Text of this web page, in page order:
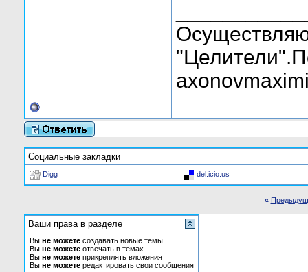
Социальные закладки
Digg del.icio.us
«
Ваши права в разделе
Вы не можете создавать новые темы
Вы не можете отвечать в темах
Вы не можете прикреплять вложения
Вы не можете редактировать свои сообщения